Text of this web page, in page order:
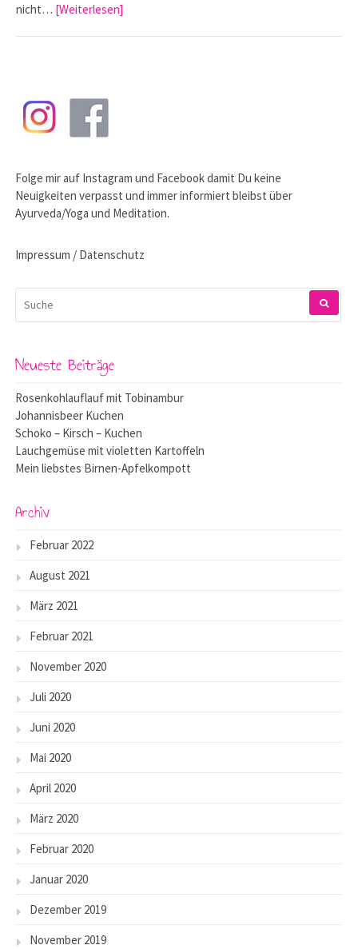
nicht… [Weiterlesen]
Folge mir auf Instagram und Facebookdamit Du keine
Neuigkeiten verpasst und immer informiert bleibst über
Ayurveda/Yoga und Meditation.
Impressum / Datenschutz
NACH:
Neueste Beiträge
Rosenkohlauflauf mit Tobinambur
Johannisbeer Kuchen
Schoko – Kirsch – Kuchen
Lauchgemüse mit violetten Kartoffeln
Mein liebstes Birnen-Apfelkompott
Archiv
Februar 2022
August 2021
März 2021
Februar 2021
November 2020
Juli 2020
Juni 2020
Mai 2020
April 2020
März 2020
Februar 2020
Januar 2020
Dezember 2019
November 2019